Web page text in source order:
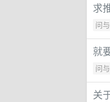
求
问
就
问
关